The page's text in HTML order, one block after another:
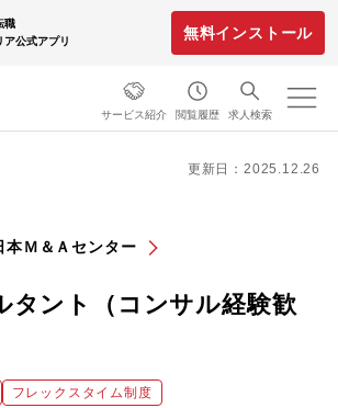
職
ア公式アプリ
無料インストール
サービス紹介 閲覧履歴 求人検索
更新日：2025.12.26
本Ｍ＆Ａセンター
タント（コンサル経験歓
フレックスタイム制度